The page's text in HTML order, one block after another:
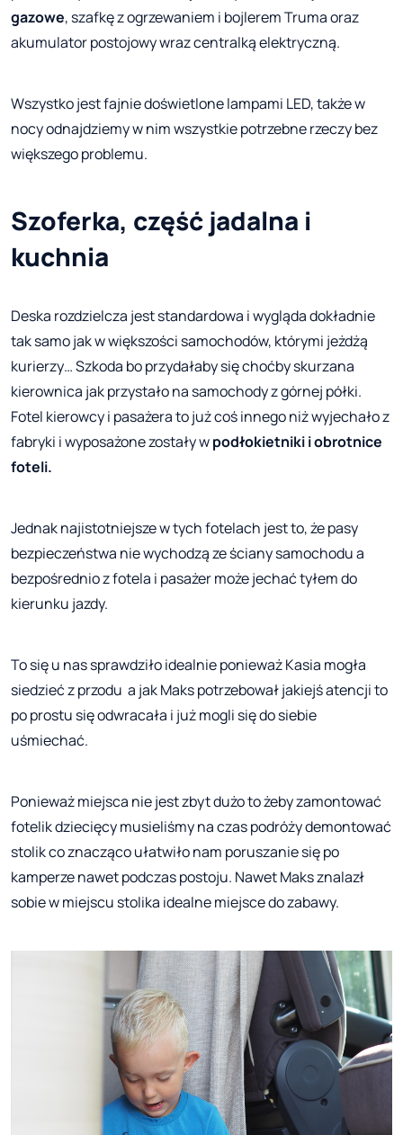
gazowe, szafkę z ogrzewaniem i bojlerem Truma oraz
akumulator postojowy wraz centralką elektryczną.
Wszystko jest fajnie doświetlone lampami LED, także w
nocy odnajdziemy w nim wszystkie potrzebne rzeczy bez
większego problemu.
Szoferka, część jadalna i
kuchnia
Deska rozdzielcza jest standardowa i wygląda dokładnie
tak samo jak w większości samochodów, którymi jeżdżą
kurierzy… Szkoda bo przydałaby się choćby skurzana
kierownica jak przystało na samochody z górnej półki.
Fotel kierowcy i pasażera to już coś innego niż wyjechało z
fabryki i wyposażone zostały wpodłokietniki i obrotnice
foteli.
Jednak najistotniejsze w tych fotelach jest to, że pasy
bezpieczeństwa nie wychodzą ze ściany samochodu a
bezpośrednio z fotela i pasażer może jechać tyłem do
kierunku jazdy.
To się u nas sprawdziło idealnie ponieważ Kasia mogła
siedzieć z przodu a jak Maks potrzebował jakiejś atencji to
po prostu się odwracała i już mogli się do siebie
uśmiechać.
Ponieważ miejsca nie jest zbyt dużo to żeby zamontować
fotelik dziecięcy musieliśmy na czas podróży demontować
stolik co znacząco ułatwiło nam poruszanie się po
kamperze nawet podczas postoju. Nawet Maks znalazł
sobie w miejscu stolika idealne miejsce do zabawy.